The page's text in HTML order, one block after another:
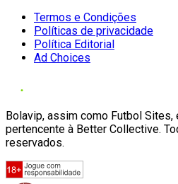
Termos e Condições
Políticas de privacidade
Política Editorial
Ad Choices
Bolavip, assim como Futbol Sites,
pertencente à Better Collective.
reservados.